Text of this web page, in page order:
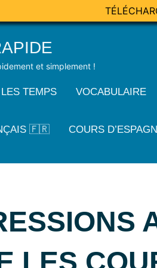
et simplement !
LES TEMPS VOCABULAIRE
🇫🇷 COURS